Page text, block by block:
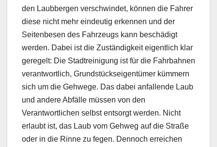
den Laubbergen verschwindet, können die Fahrer
diese nicht mehr eindeutig erkennen und der
Seitenbesen des Fahrzeugs kann beschädigt
werden. Dabei ist die Zuständigkeit eigentlich klar
geregelt: Die Stadtreinigung ist für die Fahrbahnen
verantwortlich, Grundstückseigentümer kümmern
sich um die Gehwege. Das dabei anfallende Laub
und andere Abfälle müssen von den
Verantwortlichen selbst entsorgt werden. Nicht
erlaubt ist, das Laub vom Gehweg auf die Straße
oder in die Rinne zu fegen. Dennoch erreichen